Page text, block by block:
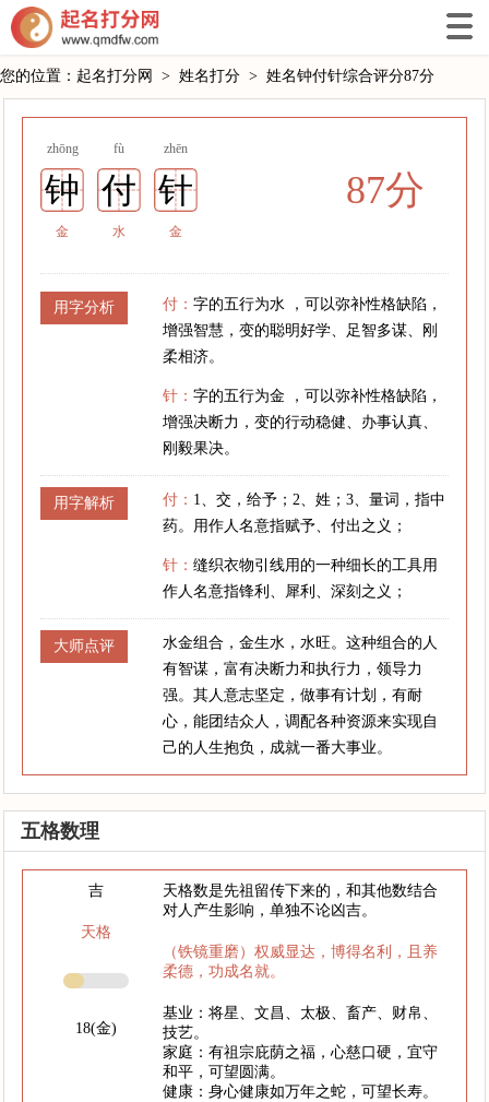
您的位置： 起名打分网 > 姓名打分 > 姓名钟付针综合评分87分
zhōng fù zhēn
钟 付 针
金 水 金
87分
用字分析 付：字的五行为水 ，可以弥补性格缺陷，
增强智慧，变的聪明好学、足智多谋、刚
柔相济。
针：字的五行为金 ，可以弥补性格缺陷，
增强决断力，变的行动稳健、办事认真、
刚毅果决。
用字解析 付： 1、交，给予；2、姓；3、量词，指中
药。用作人名意指赋予、付出之义；
针：缝织衣物引线用的一种细长的工具用
作人名意指锋利、犀利、深刻之义；
大师点评
水金组合，金生水，水旺。这种组合的人
有智谋，富有决断力和执行力，领导力
强。其人意志坚定，做事有计划，有耐
心，能团结众人，调配各种资源来实现自
己的人生抱负，成就一番大事业。
五格数理
吉
天格
18(金)
天格数是先祖留传下来的，和其他数结合
对人产生影响，单独不论凶吉。
（铁镜重磨）权威显达，博得名利，且养
柔德，功成名就。
基业：将星、文昌、太极、畜产、财帛、
技艺。
家庭：有祖宗庇荫之福，心慈口硬，宜守
和平，可望圆满。
健康：身心健康如万年之蛇，可望长寿。